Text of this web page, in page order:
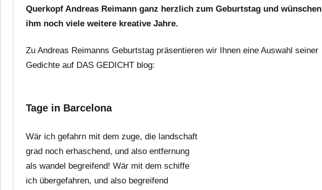
Querkopf Andreas Reimann ganz herzlich zum Geburtstag und wünschen
ihm noch viele weitere kreative Jahre.
Zu Andreas Reimanns Geburtstag präsentieren wir Ihnen eine Auswahl seiner
Gedichte auf DAS GEDICHT blog:
Tage in Barcelona
Wär ich gefahrn mit dem zuge, die landschaft
grad noch erhaschend, und also entfernung
als wandel begreifend! Wär mit dem schiffe
ich übergefahren, und also begreifend